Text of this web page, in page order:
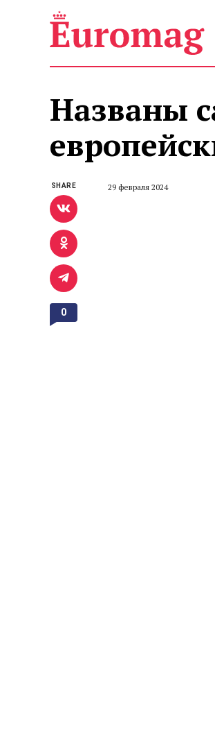
Названы
29 февраля 2024
SHARE
0